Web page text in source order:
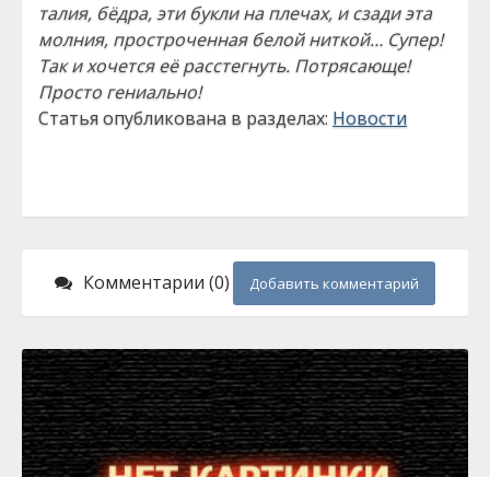
талия, бёдра, эти букли на плечах, и сзади эта
молния, простроченная белой ниткой… Супер!
Так и хочется её расстегнуть. Потрясающе!
Просто гениально!
Статья опубликована в разделах: Новости
Комментарии (0) Добавить комментарий